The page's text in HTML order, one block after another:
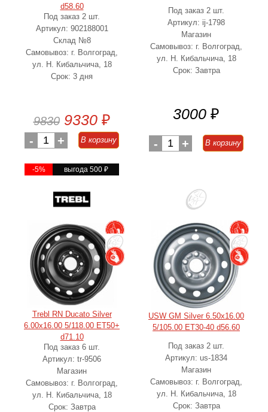
d58.60
Под заказ 2 шт.
Артикул: 902188001
Склад №8
Самовывоз: г. Волгоград,
ул. Н. Кибальчича, 18
Срок: 3 дня
9830 9330 ₽
- 1 + В корзину
-5% выгода 500 ₽
Под заказ 2 шт.
Артикул: ij-1798
Магазин
Самовывоз: г. Волгоград,
ул. Н. Кибальчича, 18
Срок: Завтра
3000 ₽
- 1 + В корзину
Trebl RN Ducato Silver
6.00x16.00 5/118.00 ET50+
d71.10
Под заказ 6 шт.
Артикул: tr-9506
Магазин
Самовывоз: г. Волгоград,
ул. Н. Кибальчича, 18
Срок: Завтра
USW GM Silver 6.50x16.00
5/105.00 ET30-40 d56.60
Под заказ 2 шт.
Артикул: us-1834
Магазин
Самовывоз: г. Волгоград,
ул. Н. Кибальчича, 18
Срок: Завтра